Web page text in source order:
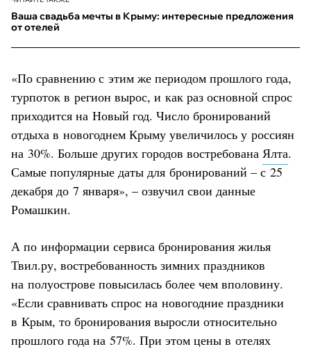
Ваша свадьба мечты в Крыму: интересные предложения
от отелей
«По сравнению с этим же периодом прошлого года,
турпоток в регион вырос, и как раз основной спрос
приходится на Новый год. Число бронирований
отдыха в новогоднем Крыму увеличилось у россиян
на 30%. Больше других городов востребована Ялта.
Самые популярные даты для бронирований – с 25
декабря до 7 января», – озвучил свои данные
Ромашкин.
А по информации сервиса бронирования жилья
Твил.ру, востребованность зимних праздников
на полуострове повысилась более чем вполовину.
«Если сравнивать спрос на новогодние праздники
в Крым, то бронирования выросли относительно
прошлого года на 57%. При этом цены в отелях